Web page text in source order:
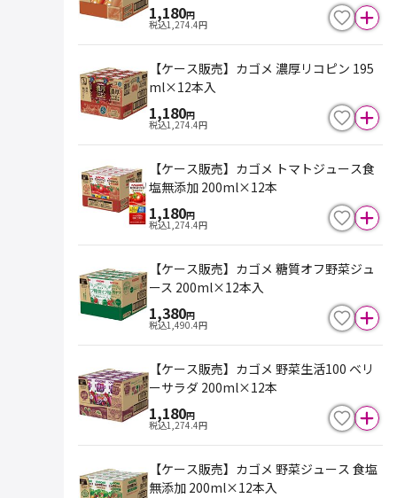
1,180円
税込1,274.4円
【ケース販売】カゴメ 濃厚リコピン 195
ml×12本入
1,180円
税込1,274.4円
【ケース販売】カゴメ トマトジュース食
塩無添加 200ml×12本
1,180円
税込1,274.4円
【ケース販売】カゴメ 糖質オフ野菜ジュ
ース 200ml×12本入
1,380円
税込1,490.4円
【ケース販売】カゴメ 野菜生活100 ベリ
ーサラダ 200ml×12本
1,180円
税込1,274.4円
【ケース販売】カゴメ 野菜ジュース 食塩
無添加 200ml×12本入